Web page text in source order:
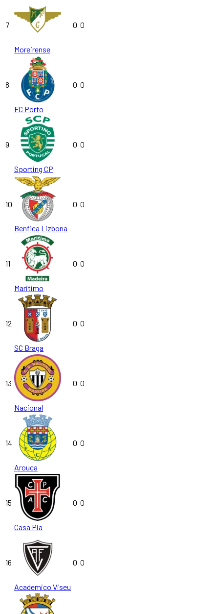
7
Moreirense
0 0
8
FC Porto
0 0
9
Sporting CP
0 0
10
Benfica Lizbona
0 0
11
Maritimo
0 0
12
SC Braga
0 0
13
Nacional
0 0
14
Arouca
0 0
15
Casa Pia
0 0
16
Academico Viseu
0 0